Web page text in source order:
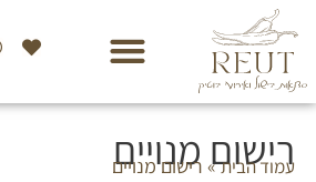
רישום מנויים
עמוד הבית» רישום מנויים